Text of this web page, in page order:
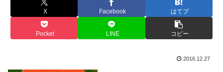
X Facebook はてブ
Pocket LINE コピー
2016.12.27